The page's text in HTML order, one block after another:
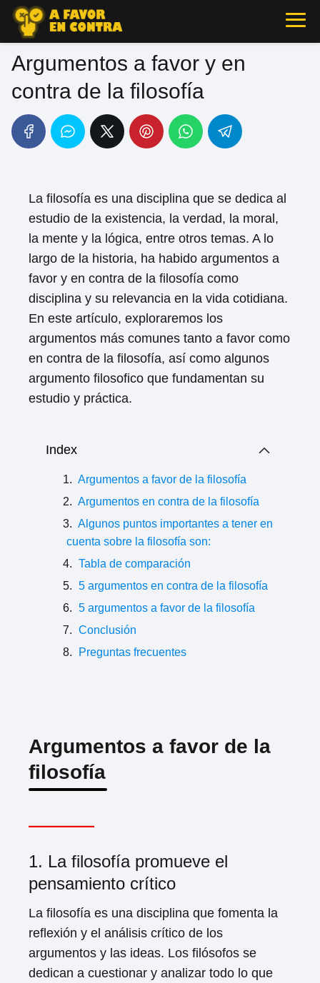
Argumentos a favor y en
contra de la filosofía
La filosofía es una disciplina que se dedica al
estudio de la existencia, la verdad, la moral,
la mente y la lógica, entre otros temas. A lo
largo de la historia, ha habido argumentos a
favor y en contra de la filosofía como
disciplina y su relevancia en la vida cotidiana.
En este artículo, exploraremos los
argumentos más comunes tanto a favor como
en contra de la filosofía, así como algunos
argumento filosofico que fundamentan su
estudio y práctica.
Index
Argumentos a favor de la filosofía
Argumentos en contra de la filosofía
Algunos puntos importantes a tener en
cuenta sobre la filosofía son:
Tabla de comparación
5 argumentos en contra de la filosofía
5 argumentos a favor de la filosofía
Conclusión
Preguntas frecuentes
Argumentos a favor de la
filosofía
1. La filosofía promueve el
pensamiento crítico
La filosofía es una disciplina que fomenta la
reflexión y el análisis crítico de los
argumentos y las ideas. Los filósofos se
dedican a cuestionar y analizar todo lo que